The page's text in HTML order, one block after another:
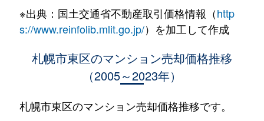
北６条東
3,400万円 東区役所前
3,700万円 東区役所前
北６条東
3,400万円 東区役所前
※出典：国土交通省不動産取引価格情報（http
s://www.reinfolib.mlit.go.jp/）を加工して作成
札幌市東区のマンション売却価格推移
（2005～2023年）
札幌市東区のマンション売却価格推移です。